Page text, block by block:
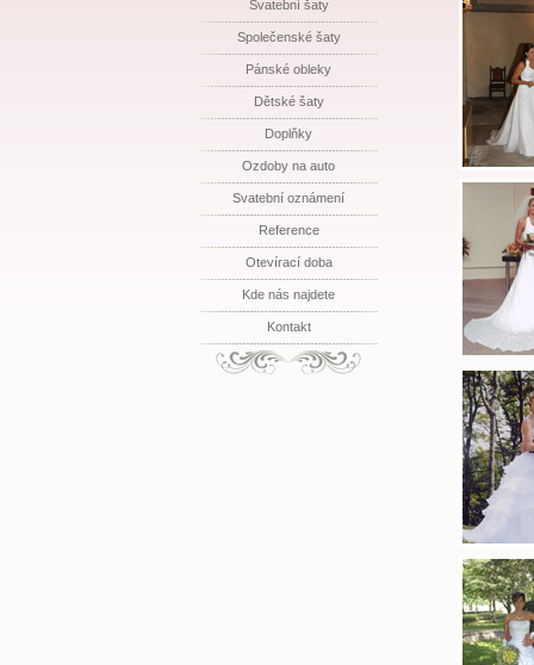
Svatební šaty
Společenské šaty
Pánské obleky
Dětské šaty
Doplňky
Ozdoby na auto
Svatební oznámení
Reference
Otevírací doba
Kde nás najdete
Kontakt